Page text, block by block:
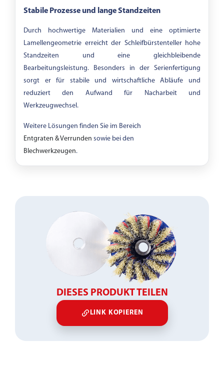
Stabile Prozesse und lange Standzeiten
Durch hochwertige Materialien und eine optimierte
Lamellengeometrie erreicht der Schleifbürstenteller hohe
Standzeiten und eine gleichbleibende
Bearbeitungsleistung. Besonders in der Serienfertigung
sorgt er für stabile und wirtschaftliche Abläufe und
reduziert den Aufwand für Nacharbeit und
Werkzeugwechsel.
Weitere Lösungen finden Sie im Bereich
Entgraten & Verrunden sowie bei den
Blechwerkzeugen.
DIESES PRODUKT TEILEN
LINK KOPIEREN